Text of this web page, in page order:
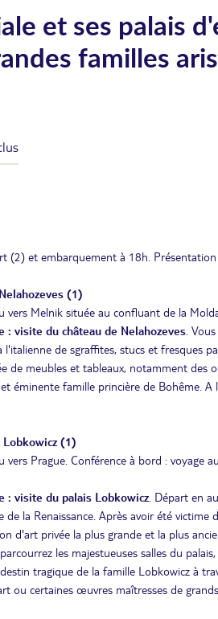
et ses palais
familles
(2) et embarquement à 18h.
(1)
Melnik située au confluant de la
: visite du château de Nelahozeves .
de sgraffites, stucs et fresques
de meubles et tableaux, notamment des
éminente famille princière de Bohême. A
Lobkowicz (1)
Prague. Conférence à bord : voyage
: visite du palais Lobkowicz . Départ en
de la Renaissance. Après avoir été
d'art privée la plus grande et la plus
les majestueuses salles du
tragique de la famille Lobkowicz à
ou certaines œuvres maîtresses de